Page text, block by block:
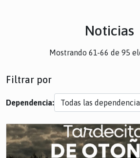
Noticias
Mostrando 61-66 de 95
Filtrar por
Dependencia: